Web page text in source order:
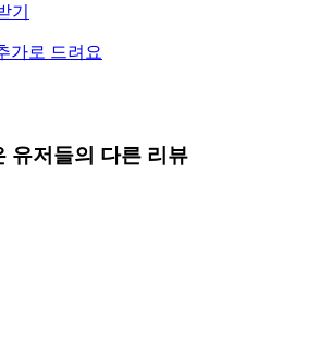
기
가로 드려요
유저들의 다른 리뷰